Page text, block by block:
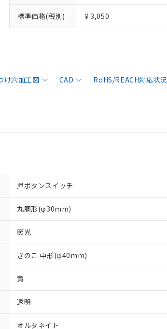
標準価格(税別) ¥ 3,050
け穴加工図 CAD RoHS/REACH対応状況
押ボタンスイッチ
丸胴形(φ30mm)
照光
きのこ 中形(φ40mm)
黄
透明
オルタネイト